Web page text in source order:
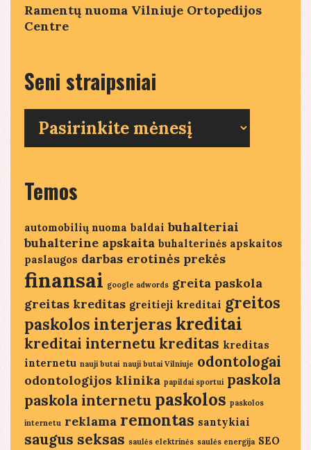
Ramentų nuoma Vilniuje Ortopedijos
Centre
Seni straipsniai
straipsniai
Temos
automobilių nuoma baldai buhalteriai
buhalterine apskaita buhalterinės apskaitos
paslaugos darbas erotinės prekės
finansai google adwords greita paskola
greitas kreditas greitieji kreditai greitos
paskolos interjeras kreditai
kreditai internetu kreditas kreditas
internetu nauji butai nauji butai Vilniuje odontologai
odontologijos klinika papildai sportui paskola
paskola internetu paskolos paskolos
internetu reklama remontas santykiai
saugus seksas saulės elektrinės saulės energija SEO